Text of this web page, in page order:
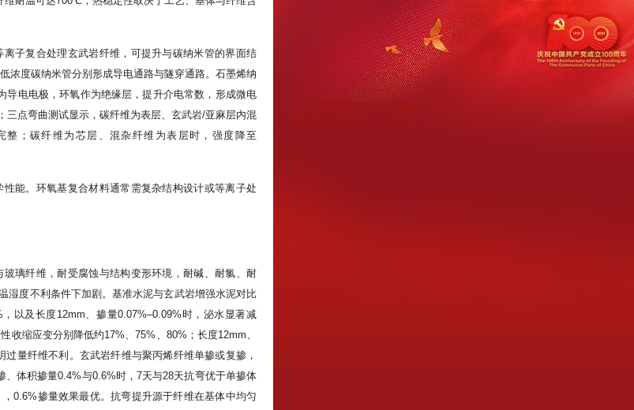
子复合处理玄武岩纤维，可提升与碳纳米管的界面结
浓度碳纳米管分别形成导电通路与隧穿通路。石墨烯纳
电电极，环氧作为绝缘层，提升介电常数，形成微电
点弯曲测试显示，碳纤维为表层、玄武岩/亚麻层内混
整；碳纤维为芯层、混杂纤维为表层时，强度降至
能。环氧基复合材料通常需复杂结构设计或等离子处
璃纤维，耐受腐蚀与结构变形环境，耐碱、耐氯、耐
湿度不利条件下加剧。基准水泥与玄武岩增强水泥对比
以及长度12mm、掺量0.07%–0.09%时，泌水显著减
收缩应变分别降低约17%、75%、80%；长度12mm、
量纤维不利。玄武岩纤维与聚丙烯纤维单掺或复掺，
体积掺量0.4%与0.6%时，7天与28天抗弯优于单掺体
0.6%掺量效果最优。抗弯提升源于纤维在基体中均匀